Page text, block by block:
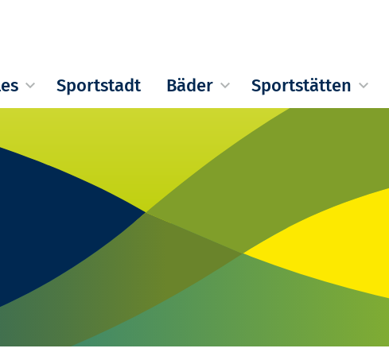
Sportstadt Bäder Sportstätten